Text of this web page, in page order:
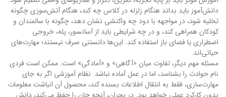
دانش‌آموز باید بداند هنگام زلزله در کلاس چه کند، هنگام آتش‌سوزی چگونه
تخلیه شود، در مواجهه با دود چه واکنشی نشان دهد، چگونه با سالمندان و
کودکان همراهی کند، و در چه شرایطی باید از آسانسور، پله، خروجی
اضطراری یا فضای باز استفاده کند. این‌ها دانستنی صرف نیستند؛ مهارت‌های
حیاتی‌اند.
مسئله مهم دیگر، تفاوت میان «آگاهی» و «آمادگی» است. ممکن است فردی
نام حوادث را بشناسد، اما در عمل آماده نباشد. نظام آموزشی اگر به جای
مهارت‌سازی، فقط به انتقال اطلاعات بسنده کند، محصول آن انباشت معلومات